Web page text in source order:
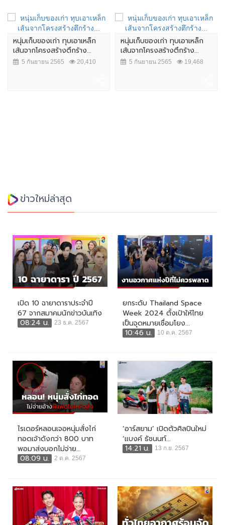
หนุ่มเก็บของเก่า ทุบเอาเหล็ก
เส้นจากโครงสร้างตึกร้าง...
5 กันยายน 2565 20,410
หนุ่มเก็บของเก่า ทุบเอาเหล็ก
เส้นจากโครงสร้างตึกร้าง...
5 กันยายน 2565 19,468
ข่าวใหม่ล่าสุด
เปิด 10 ฉายาดาราประจำปี
67 จากสมาคมนักข่าวบันเทิง
08:24 น.
23 ธ.ค. 2567
ยกระดับ Thailand Space
Week 2024 ตั้งเป้าให้ไทย
เป็นจุดหมายเชื่อมโยง...
10:46 น.
10 ต.ค. 2567
ไรเดอร์หลอนเจอหนุ่มสั่งไก่
ทอดเจ้าดังกว่า 800 บาท
พอมาส่งบอกไม่จ่าย...
08:09 น.
2 ต.ค. 2567
‘อาร์สยาม’ เปิดตัวศิลปินใหม่
‘แบงค์ ธัชนนท์...
14:21 น.
13 ก.ย. 2567